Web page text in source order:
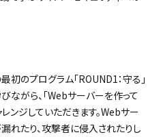
のプログラム「ROUND1：守る」
ながら、「Webサーバーを作って
ンジしていただきます。Webサー
れたり、攻撃者に侵入されたりし